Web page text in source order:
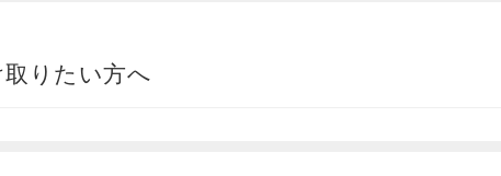
りたい方へ